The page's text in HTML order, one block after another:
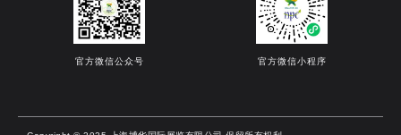
官方微信公众号 官方微信小程序